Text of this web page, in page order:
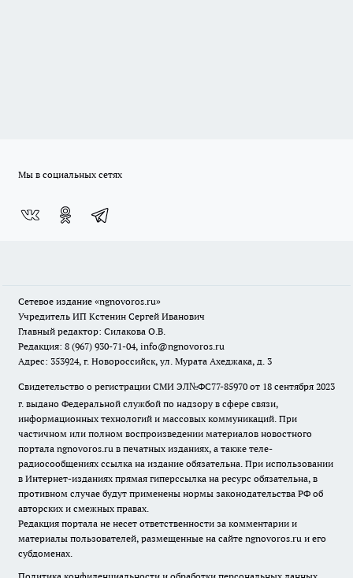
Мы в социальных сетях
Сетевое издание «ngnovoros.ru»
Учредитель ИП Кстенин Сергей Иванович
Главный редактор: Силакова О.В.
Редакция: 8 (967) 930-71-04, info@ngnovoros.ru
Адрес: 353924, г. Новороссийск, ул. Мурата Ахеджака, д. 3
Свидетельство о регистрации СМИ ЭЛ№ФС77-85970 от 18 сентября 2023
г. выдано Федеральной службой по надзору в сфере связи,
информационных технологий и массовых коммуникаций. При
частичном или полном воспроизведении материалов новостного
портала ngnovoros.ru в печатных изданиях, а также теле-
радиосообщениях ссылка на издание обязательна. При использовании
в Интернет-изданиях прямая гиперссылка на ресурс обязательна, в
противном случае будут применены нормы законодательства РФ об
авторских и смежных правах.
Редакция портала не несет ответственности за комментарии и
материалы пользователей, размещенные на сайте ngnovoros.ru и его
субдоменах.